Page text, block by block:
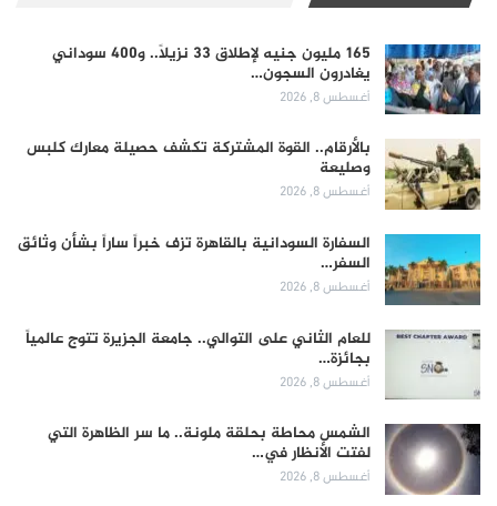
165 مليون جنيه لإطلاق 33 نزيلاً.. و400 سوداني
يغادرون السجون…
أغسطس 8, 2026
بالأرقام.. القوة المشتركة تكشف حصيلة معارك كلبس
وصليعة
أغسطس 8, 2026
السفارة السودانية بالقاهرة تزف خبراً ساراً بشأن وثائق
السفر…
أغسطس 8, 2026
للعام الثاني على التوالي.. جامعة الجزيرة تتوج عالمياً
بجائزة…
أغسطس 8, 2026
الشمس محاطة بحلقة ملونة.. ما سر الظاهرة التي
لفتت الأنظار في…
أغسطس 8, 2026